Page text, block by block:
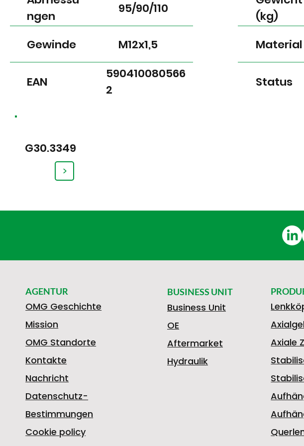
G30.3349
>
EAN
Gewinde
ngen
590410080566
2
M12x1,5
95/90/110
(kg)
Material
Status
BUSINESS UNIT
Business Unit
OE
Aftermarket
Hydraulik
Axiale
AGENTUR
OMG Geschichte
Mission
OMG Standorte
Kontakte
Nachricht
Datenschutz-
Bestimmungen
Cookie policy